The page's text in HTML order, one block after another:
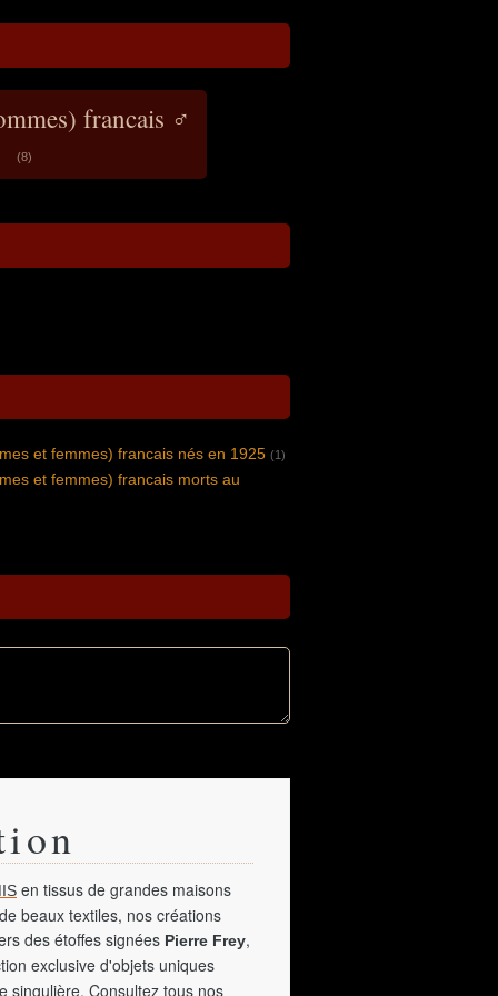
francais ♂
(8)
et femmes) francais nés en 1925 (1)
et femmes) francais morts au
en tissus de grandes maisons
beaux textiles, nos créations
des étoffes signées Pierre Frey,
exclusive d'objets uniques
singulière. Consultez tous nos